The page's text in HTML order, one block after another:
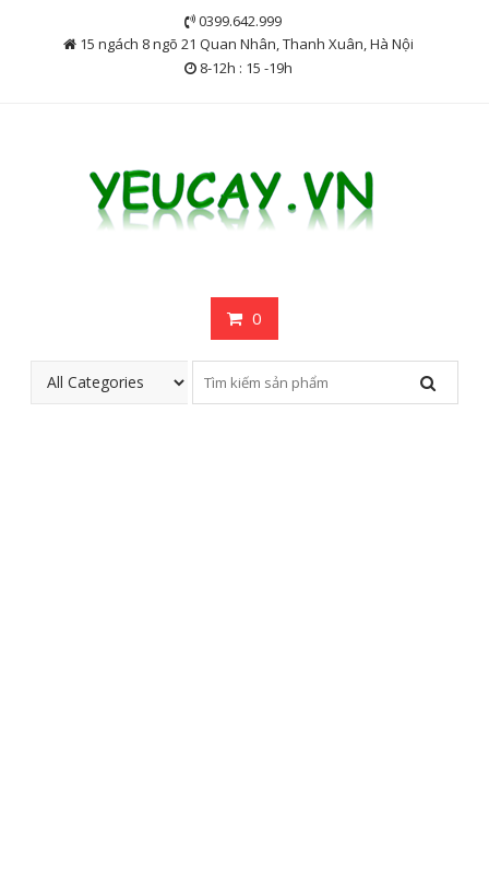
0399.642.999
15 ngách 8 ngõ 21 Quan Nhân, Thanh Xuân, Hà Nội
8-12h : 15 -19h
0